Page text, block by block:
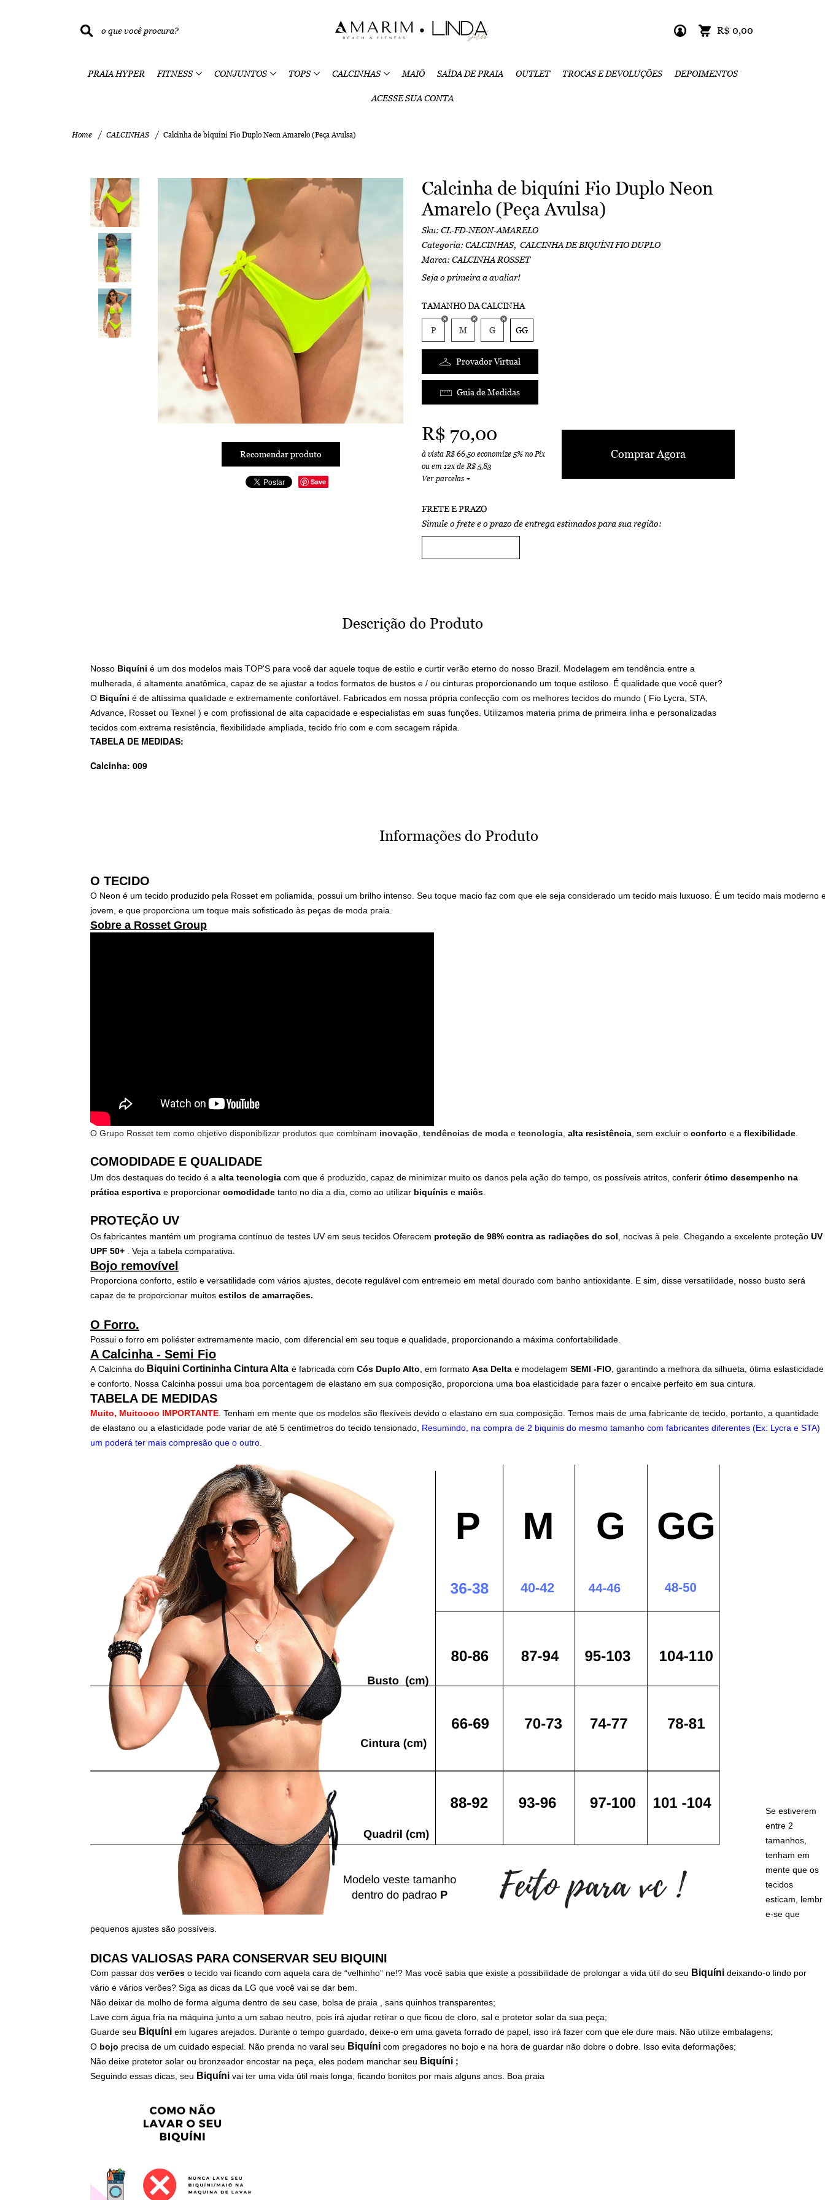
R$ 0,00
PRAIA HYPER FITNESS CONJUNTOS TOPS CALCINHAS MAIÔ SAÍDA DE PRAIA OUTLET TROCAS E DEVOLUÇÕES DEPOIMENTOS
ACESSE SUA CONTA
Home CALCINHAS Calcinha de biquíni Fio Duplo Neon Amarelo (Peça Avulsa)
Recomendar produto
Save
Calcinha de biquíni Fio Duplo Neon
Amarelo (Peça Avulsa)
Sku: CL-FD-NEON-AMARELO
Categoria: CALCINHAS
CALCINHA DE BIQUÍNI FIO DUPLO
Marca: CALCINHA ROSSET
Seja o primeira a avaliar!
TAMANHO DA CALCINHA
P M G GG
Provador Virtual
Guia de Medidas
R$ 70,00
à vistaR$ 66,50 economize 5% no Pix
ou em 12xdeR$ 5,83
Ver parcelas
Comprar Agora
FRETE E PRAZO
Simule o frete e o prazo de entrega estimados para sua região:
Descrição do Produto
Nosso Biquíni é um dos modelos mais TOP'S para você dar aquele toque de estilo e curtir verão eterno do nosso Brazil. Modelagem em tendência entre a
mulherada, é altamente anatômica, capaz de se ajustar a todos formatos de bustos e / ou cinturas proporcionando um toque estiloso. É qualidade que você quer?
O Biquíni é de altíssima qualidade e extremamente confortável. Fabricados em nossa própria confecção com os melhores tecidos do mundo ( Fio Lycra, STA,
Advance, Rosset ou Texnel ) e com profissional de alta capacidade e especialistas em suas funções. Utilizamos materia prima de primeira linha e personalizadas
tecidos com extrema resistência, flexibilidade ampliada, tecido frio com e com secagem rápida.
TABELA DE MEDIDAS:
Calcinha: 009
Informações do Produto
O TECIDO
O Neon é um tecido produzido pela Rosset em poliamida, possui um brilho intenso. Seu toque macio faz com que ele seja considerado um tecido mais luxuoso. É um tecido mais moderno
jovem, e que proporciona um toque mais sofisticado às peças de moda praia.
Sobre a Rosset Group
O Grupo Rosset tem como objetivo disponibilizar produtos que combinam inovação tendências de moda e tecnologia alta resistência , sem excluir o conforto e a flexibilidade
COMODIDADE E QUALIDADE
Um dos destaques do tecido é a alta tecnologia com que é produzido, capaz de minimizar muito os danos pela ação do tempo, os possíveis atritos, conferir ótimo desempenho na
prática esportiva e proporcionar comodidade tanto no dia a dia, como ao utilizar biquínis e maiôs
PROTEÇÃO UV
Os fabricantes mantém um programa contínuo de testes UV em seus tecidos Oferecem proteção de 98% contra as radiações do sol , nocivas à pele. Chegando a excelente proteção UV
UPF 50+ . Veja a tabela comparativa.
Bojo removível
Proporciona conforto, estilo e versatilidade com vários ajustes, decote regulável com entremeio em metal dourado com banho antioxidante. E sim, disse versatilidade, nosso busto será
capaz de te proporcionar muitos estilos de amarrações.
O Forro.
Possui o forro em poliéster extremamente macio, com diferencial em seu toque e qualidade, proporcionando a máxima confortabilidade.
A Calcinha - Semi Fio
A Calcinha do Biquini Cortininha Cintura Alta é fabricada com Cós Duplo Alto , em formato Asa Delta e modelagem SEMI -FIO , garantindo a melhora da silhueta, ótima eslasticidade
e conforto. Nossa Calcinha possui uma boa porcentagem de elastano em sua composição, proporciona uma boa elasticidade para fazer o encaixe perfeito em sua cintura.
TABELA DE MEDIDAS
Muito, Muitoooo IMPORTANTE . Tenham em mente que os modelos são flexíveis devido o elastano em sua composição. Temos mais de uma fabricante de tecido, portanto, a quantidade
de elastano ou a elasticidade pode variar de até 5 centímetros do tecido tensionado, Resumindo, na compra de 2 biquinis do mesmo tamanho com fabricantes diferentes (Ex: Lycra e STA)
um poderá ter mais compresão que o outro.
Se estiverem
entre 2
tamanhos,
tenham em
mente que os
tecidos
esticam, lembr
e-se que
pequenos ajustes são possíveis.
DICAS VALIOSAS PARA CONSERVAR SEU BIQUINI
Com passar dos verões o tecido vai ficando com aquela cara de “velhinho” ne!? Mas você sabia que existe a possibilidade de prolongar a vida útil do seu Biquíni deixando-o lindo por
vário e vários verões? Siga as dicas da LG que você vai se dar bem.
Não deixar de molho de forma alguma dentro de seu case, bolsa de praia , sans quinhos transparentes;
Lave com água fria na máquina junto a um sabao neutro, pois irá ajudar retirar o que ficou de cloro, sal e protetor solar da sua peça;
Guarde seu Biquíni em lugares arejados. Durante o tempo guardado, deixe-o em uma gaveta forrado de papel, isso irá fazer com que ele dure mais. Não utilize embalagens;
O bojo precisa de um cuidado especial. Não prenda no varal seu Biquíni com pregadores no bojo e na hora de guardar não dobre o dobre. Isso evita deformações;
Não deixe protetor solar ou bronzeador encostar na peça, eles podem manchar seu Biquíni ;
Seguindo essas dicas, seu Biquíni vai ter uma vida útil mais longa, ficando bonitos por mais alguns anos. Boa praia